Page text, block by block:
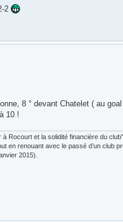
2
8 ° devant Chatelet ( au
10 !
Rocourt et la solidité financière du
en renouant avec le passé d’un club
2015).